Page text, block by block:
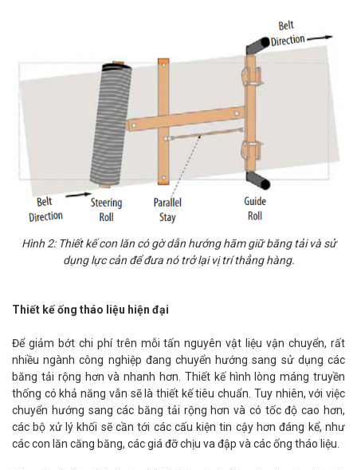
Hình 2: Thiết kế con lăn có gờ dẫn hướng hãm giữ băng tải và sử
dụng lực cản để đưa nó trở lại vị trí thẳng hàng.
Thiết kế ống tháo liệu hiện đại
Để giảm bớt chi phí trên mỗi tấn nguyên vật liệu vận chuyển, rất
nhiều ngành công nghiệp đang chuyển hướng sang sử dụng các
băng tải rộng hơn và nhanh hơn. Thiết kế hình lòng máng truyền
thống có khả năng vẫn sẽ là thiết kế tiêu chuẩn. Tuy nhiên, với việc
chuyển hướng sang các băng tải rộng hơn và có tốc độ cao hơn,
các bộ xử lý khối sẽ cần tới các cấu kiện tin cậy hơn đáng kể, như
các con lăn căng băng, các giá đỡ chịu va đập và các ống tháo liệu.